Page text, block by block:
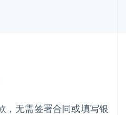
，无需签署合同或填写银